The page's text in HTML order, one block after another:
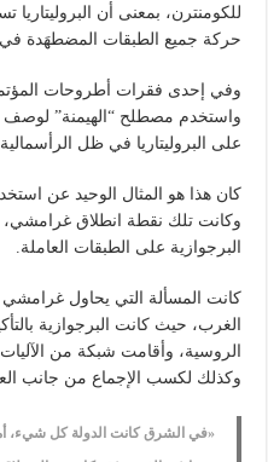
للكومنترن، بمعنى أن
حركة جميع الطبقات المضطهَدة
وفي إحدى فقرات أطروحات
واستخدم مصطلح “الهيمنة” لوصف
على البروليتاريا في ظل الرأسمالية.
كان هذا هو المثال الوحيد عن
وكانت تلك نقطة انطلاق غرامشي،
البرجوازية على الطبقات العاملة.
كانت المسألة التي يحاول غرامشي
الغرب، حيث كانت البرجوازية
الروسية، وأقامت شبكة من
وكذلك لكسب الإجماع من جانب
«في الشرق كانت الدولة كل شيء، أما